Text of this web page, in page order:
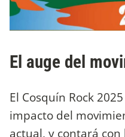
El auge del
El Cosquín Rock
impacto del
actual, y contará